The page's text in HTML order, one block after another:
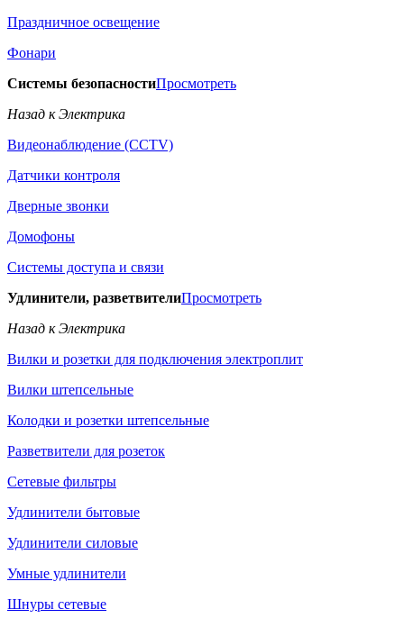
Праздничное освещение
Фонари
Системы безопасностиПросмотреть
Назад к Электрика
Видеонаблюдение (CCTV)
Датчики контроля
Дверные звонки
Домофоны
Системы доступа и связи
Удлинители, разветвителиПросмотреть
Назад к Электрика
Вилки и розетки для подключения электроплит
Вилки штепсельные
Колодки и розетки штепсельные
Разветвители для розеток
Сетевые фильтры
Удлинители бытовые
Удлинители силовые
Умные удлинители
Шнуры сетевые